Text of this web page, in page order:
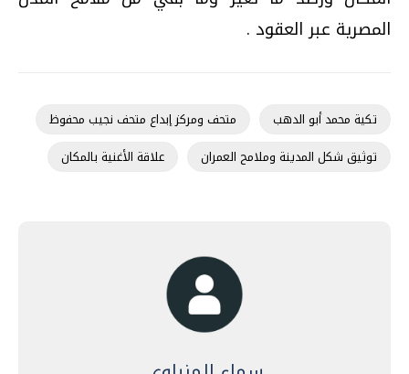
المصرية عبر العقود .
تكية محمد أبو الدهب
متحف ومركز إبداع متحف نجيب محفوظ
توثيق شكل المدينة وملامح العمران
علاقة الأغنية بالمكان